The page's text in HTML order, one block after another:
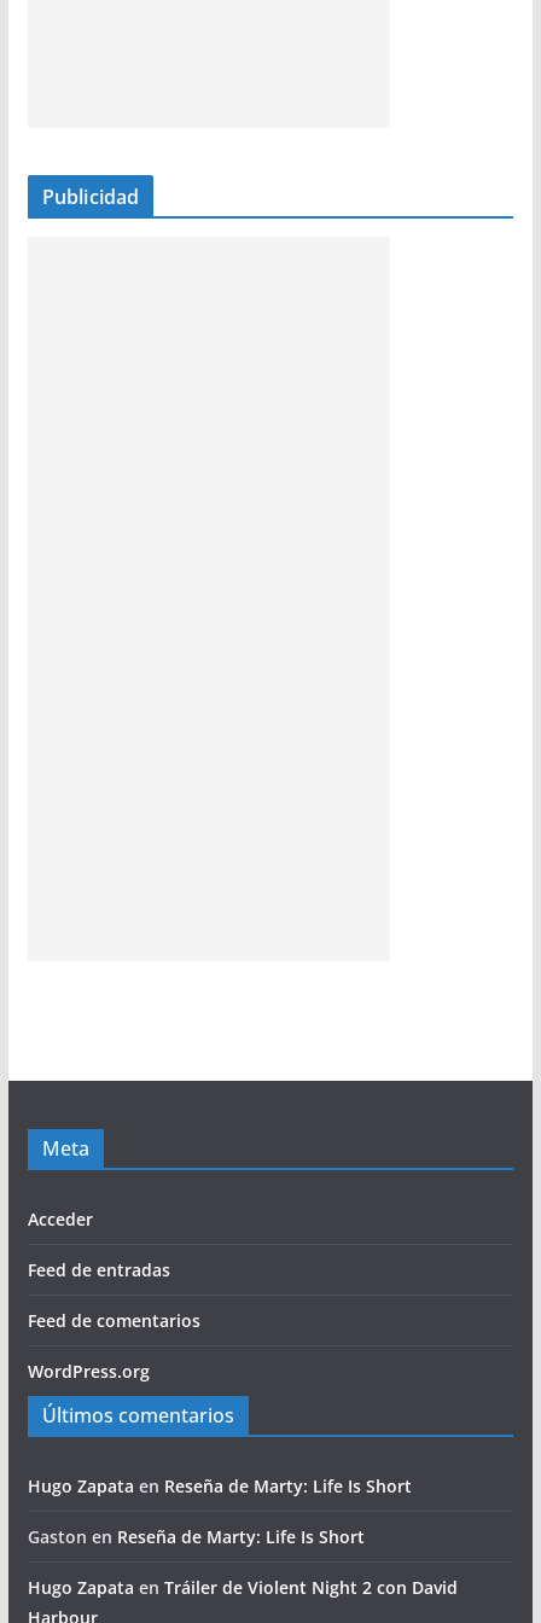
Publicidad
Meta
Acceder
Feed de entradas
Feed de comentarios
WordPress.org
Últimos comentarios
Hugo Zapata en Reseña de Marty: Life Is Short
Gaston en Reseña de Marty: Life Is Short
Hugo Zapata en Tráiler de Violent Night 2 con David
Harbour